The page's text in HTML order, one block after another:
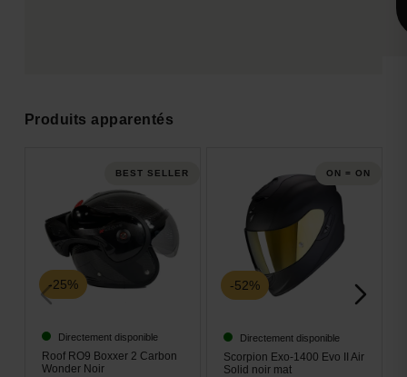
Produits apparentés
BEST SELLER
-25%
Directement disponible
Roof RO9 Boxxer 2 Carbon
Wonder Noir
ON = ON
-52%
Directement disponible
Scorpion Exo-1400 Evo II Air
Solid noir mat